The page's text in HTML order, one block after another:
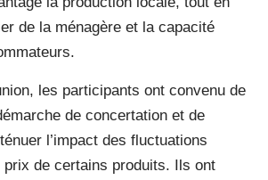
de la ménagère et la capacité
les participants ont convenu de
de concertation et de
l’impact des fluctuations
prix de certains produits. Ils ont